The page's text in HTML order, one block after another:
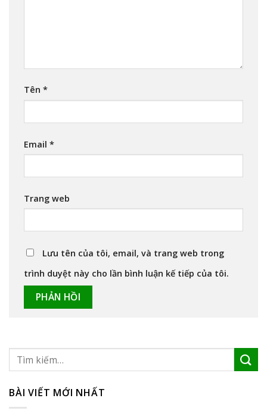
Tên *
Email *
Trang web
Lưu tên của tôi, email, và trang web trong
trình duyệt này cho lần bình luận kế tiếp của tôi.
BÀI VIẾT MỚI NHẤT